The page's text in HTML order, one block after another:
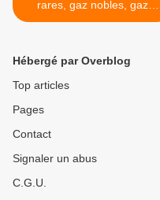
rares, gaz nobles, gaz
radioactifs ou gaz inertes ?
Hébergé par Overblog
Top articles
Pages
Contact
Signaler un abus
C.G.U.